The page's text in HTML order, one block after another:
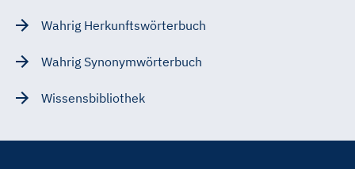
Wahrig Herkunftswörterbuch
Wahrig Synonymwörterbuch
Wissensbibliothek